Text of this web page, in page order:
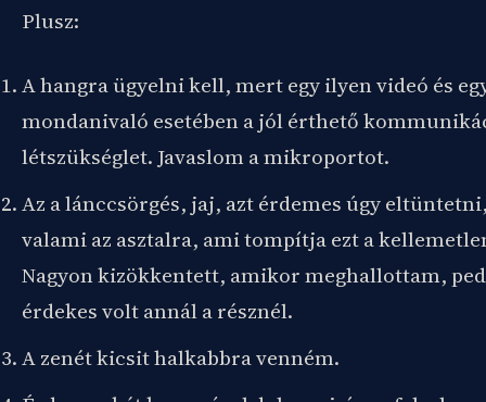
Plusz:
A hangra ügyelni kell, mert egy ilyen videó és
mondanivaló esetében a jól érthető
létszükséglet. Javaslom a mikroportot.
Az a lánccsörgés, jaj, azt érdemes úgy
valami az asztalra, ami tompítja ezt a
Nagyon kizökkentett, amikor meghallottam,
érdekes volt annál a résznél.
A zenét kicsit halkabbra venném.